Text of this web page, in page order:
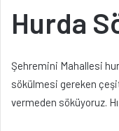
Hurda
Şehremini Mahallesi
sökülmesi gereken
vermeden söküyoruz.